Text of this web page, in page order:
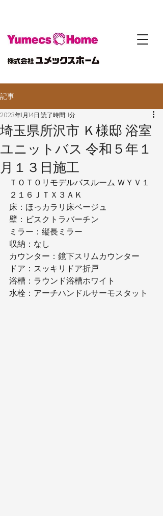
記事
埼玉県所沢市 Ｋ様邸 浴室
ユニットバス 令和５年１
月１３日施工
2023年1月14日 読了時間: 1分
ＴＯＴＯリモデルバスルーム ＷＹＶ１
２１６ＪＴＸ３ＡＫ
床：ほっカラリ床ベージュ
壁：ビスクトラバーチン
ミラー：縦長ミラー
収納：なし
カウンター：鏡下スリムカウンター
ドア：スッキリドア折戸
浴槽：ラウンド浴槽ホワイト
水栓：アーチハンドルサーモスタット